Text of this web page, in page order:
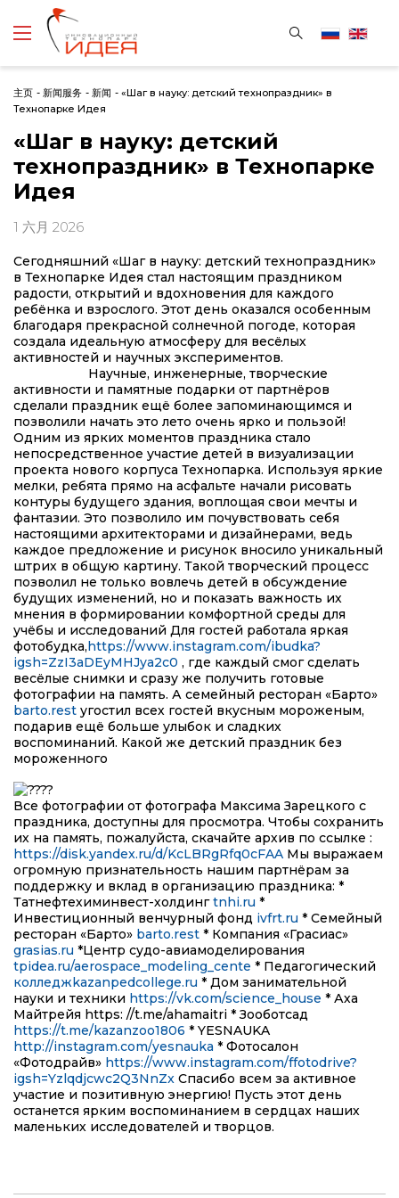
主页 - 新闻服务 - 新闻 - «Шаг в науку: детский технопраздник» в
Технопарке Идея
«Шаг в науку: детский
технопраздник» в Технопарке
Идея
1 六月 2026
Сегодняшний «Шаг в науку: детский технопраздник»
в Технопарке Идея стал настоящим праздником
радости, открытий и вдохновения для каждого
ребёнка и взрослого. Этот день оказался особенным
благодаря прекрасной солнечной погоде, которая
создала идеальную атмосферу для весёлых
активностей и научных экспериментов.
Научные, инженерные, творческие
активности и памятные подарки от партнёров
сделали праздник ещё более запоминающимся и
позволили начать это лето очень ярко и пользой!
Одним из ярких моментов праздника стало
непосредственное участие детей в визуализации
проекта нового корпуса Технопарка. Используя яркие
мелки, ребята прямо на асфальте начали рисовать
контуры будущего здания, воплощая свои мечты и
фантазии. Это позволило им почувствовать себя
настоящими архитекторами и дизайнерами, ведь
каждое предложение и рисунок вносило уникальный
штрих в общую картину. Такой творческий процесс
позволил не только вовлечь детей в обсуждение
будущих изменений, но и показать важность их
мнения в формировании комфортной среды для
учёбы и исследований Для гостей работала яркая
фотобудка,https://www.instagram.com/ibudka?
igsh=ZzI3aDEyMHJya2c0 , где каждый смог сделать
весёлые снимки и сразу же получить готовые
фотографии на память. А семейный ресторан «Барто»
barto.rest угостил всех гостей вкусным мороженым,
подарив ещё больше улыбок и сладких
воспоминаний. Какой же детский праздник без
мороженного
Все фотографии от фотографа Максима Зарецкого с
праздника, доступны для просмотра. Чтобы сохранить
их на память, пожалуйста, скачайте архив по ссылке :
https://disk.yandex.ru/d/KcLBRgRfq0cFAA Мы выражаем
огромную признательность нашим партнёрам за
поддержку и вклад в организацию праздника: *
Татнефтехиминвест-холдингtnhi.ru *
Инвестиционный венчурный фонд ivfrt.ru * Семейный
ресторан «Барто» barto.rest * Компания «Грасиас»
grasias.ru *Центр судо-авиамоделирования
tpidea.ru/aerospace_modeling_cente * Педагогический
колледжkazanpedcollege.ru * Дом занимательной
науки и техники https://vk.com/science_house * Аха
Майтрейя https: //t.me/ahamaitri * Зооботсад
https://t.me/kazanzoo1806 * YESNAUKA
http://instagram.com/yesnauka * Фотосалон
«Фотодрайв» https://www.instagram.com/ffotodrive?
igsh=Yzlqdjcwc2Q3NnZx Спасибо всем за активное
участие и позитивную энергию! Пусть этот день
останется ярким воспоминанием в сердцах наших
маленьких исследователей и творцов.